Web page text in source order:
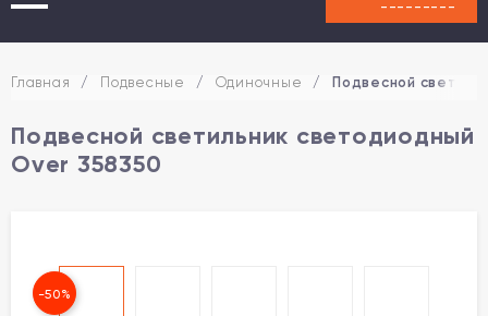
---------
Главная / Подвесные / Одиночные / Подвесной
Подвесной светильник светодиодный
Over 358350
-50%